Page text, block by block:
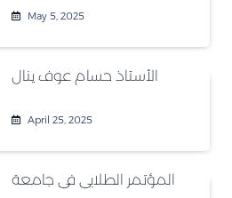
May 5, 2025
الأستاذ حسام عوف ينال
April 25, 2025
المؤتمر الطلابي في جامعة